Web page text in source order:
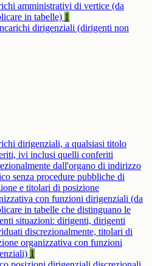
amministrativi di vertice (da
in tabelle) 1
dirigenziali (dirigenti non
dirigenziali, a qualsiasi titolo
ivi inclusi quelli conferiti
dall'organo di indirizzo
senza procedure pubbliche di
e titolari di posizione
con funzioni dirigenziali (da
in tabelle che distinguano le
situazioni: dirigenti, dirigenti
discrezionalmente, titolari di
organizzativa con funzioni
1